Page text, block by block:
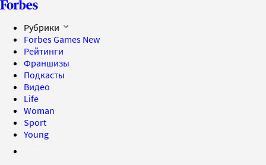
Рубрики
Forbes Games New
Рейтинги
Франшизы
Подкасты
Видео
Life
Woman
Sport
Young